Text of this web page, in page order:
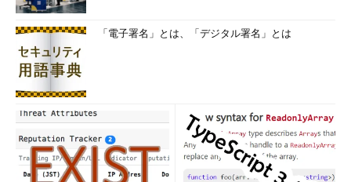
「電子署名」とは、「デジタル署名」とは